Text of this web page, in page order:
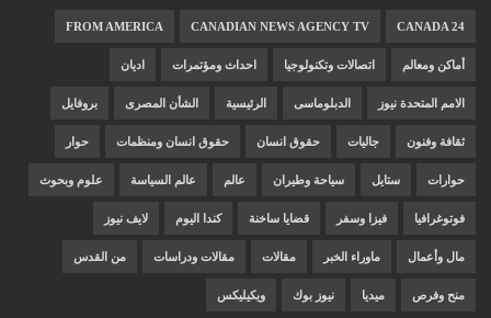
CANADA 24
CANADIAN NEWS AGENCY TV
FROM AMERICA
أماكن ومعالم اتصالات وتكنولوجيا احداث ومؤتمرات اديان
الامم المتحدة نيوز الدبلوماسى الرئيسية الشأن المصرى بروفايل
ثقافة وفنون جاليات حقوق انسان حقوق انسان ومنظمات حوار
حوارات ستايل سياحة وطيران عالم عالم السياسة علوم وبحوث
فوتوغرافيا فيزا وسفر قضايا ساخنة كندا اليوم لايف نيوز
مال وأعمال ماوراء الخبر مقالات مقالات ودراسات من القدس
منح وفرص ميديا نيوز بوك ويكيليكس